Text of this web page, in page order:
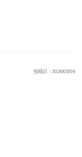
投稿日：2026/05/09